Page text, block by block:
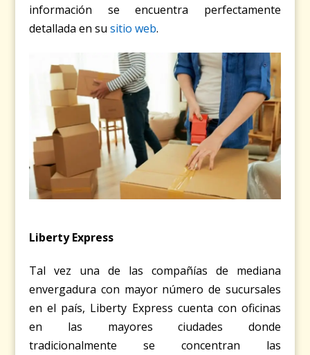
información se encuentra perfectamente
detallada en susitio web.
Liberty Express
Tal vez una de las compañías de mediana
envergadura con mayor número de sucursales
en el país, Liberty Express cuenta con oficinas
en las mayores ciudades donde
tradicionalmente se concentran las